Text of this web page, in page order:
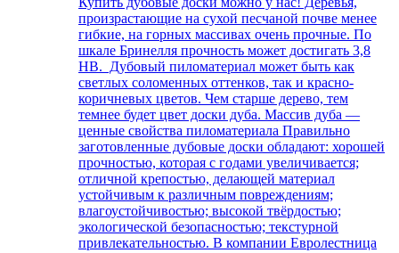
произрастающие на сухой песчаной почве менее
гибкие, на горных массивах очень прочные. По
шкале Бринелля прочность может достигать 3,8
НВ. Дубовый пиломатериал может быть как
светлых соломенных оттенков, так и красно-
коричневых цветов. Чем старше дерево, тем
темнее будет цвет доски дуба. Массив дуба —
ценные свойства пиломатериала Правильно
заготовленные дубовые доски обладают: хорошей
прочностью, которая с годами увеличивается;
отличной крепостью, делающей материал
устойчивым к различным повреждениям;
влагоустойчивостью; высокой твёрдостью;
экологической безопасностью; текстурной
привлекательностью. В компании Евролестница